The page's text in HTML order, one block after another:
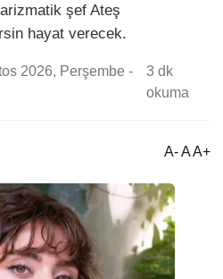
şef Ateş
hayat verecek.
2026, Perşembe -
3 dk
okuma
A- A A+